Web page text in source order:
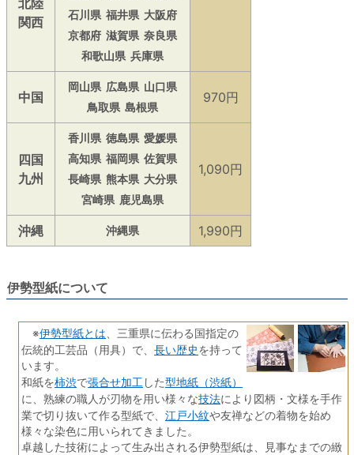
関西
石川県 福井県 大阪府
京都府 滋賀県 奈良県
和歌山県 兵庫県
中国
岡山県 広島県 山口県
鳥取県 島根県
970円
四国
九州
香川県 徳島県 愛媛県
高知県 福岡県 佐賀県
長崎県 熊本県 大分県
宮崎県 鹿児島県
1,090円
沖縄 沖縄県 1,990円
伊勢型紙について
※伊勢型紙とは 、三重県に伝わる国指定の
伝統的工芸品（用具）で、 長い歴史を持って
います。
和紙を柿渋で張合せ加工 した型地紙（渋紙）
に、熟練の職人が刃物を用い様々な技法により図柄・文様を手作
業で切り抜いて作る型紙で、 江戸小紋や友禅などの着物を始め
様々な染色に用いられてきました。
卓越した技術によって生み出される伊勢型紙は、見事なまでの緻